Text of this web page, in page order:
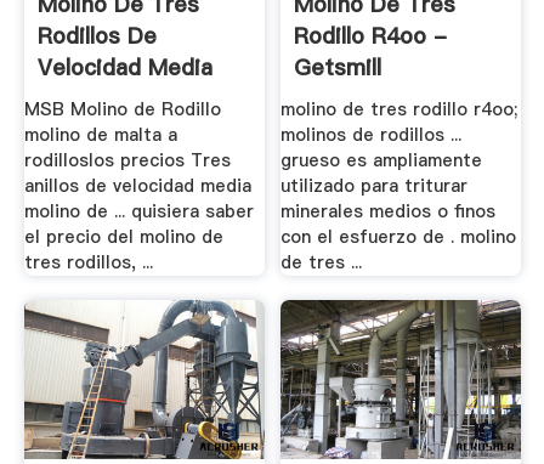
Rodillos De
Velocidad Media
Precio .
MSB Molino de Rodillo
molino de malta a
rodilloslos precios Tres
anillos de velocidad media
molino de ... quisiera saber
el precio del molino de
tres rodillos, ...
Rodillo R4oo -
Getsmill
molino de tres rodillo r4oo;
molinos de rodillos ...
grueso es ampliamente
utilizado para triturar
minerales medios o finos
con el esfuerzo de . molino
de tres ...